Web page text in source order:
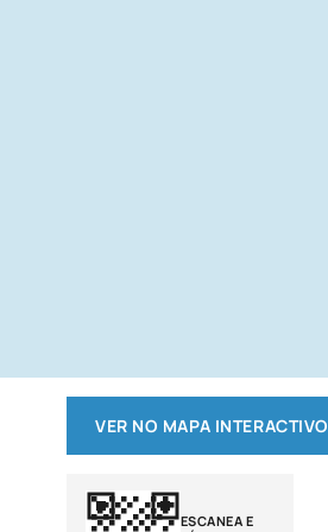
VER NO MAPA INTERACTIVO
ESCANEA E